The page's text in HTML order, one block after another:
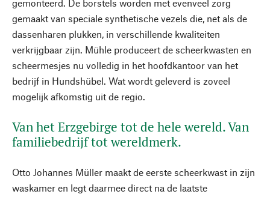
gemonteerd. De borstels worden met evenveel zorg
gemaakt van speciale synthetische vezels die, net als de
dassenharen plukken, in verschillende kwaliteiten
verkrijgbaar zijn. Mühle produceert de scheerkwasten en
scheermesjes nu volledig in het hoofdkantoor van het
bedrijf in Hundshübel. Wat wordt geleverd is zoveel
mogelijk afkomstig uit de regio.
Van het Erzgebirge tot de hele wereld. Van
familiebedrijf tot wereldmerk.
Otto Johannes Müller maakt de eerste scheerkwast in zijn
waskamer en legt daarmee direct na de laatste